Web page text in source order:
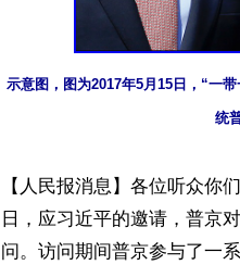
示意图，图为2017年5月15日，“一
统
【人民报消息】各位听众你
日，应习近平的邀请，普京
问。访问期间普京参与了一